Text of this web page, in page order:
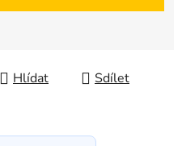
Hlídat Sdílet